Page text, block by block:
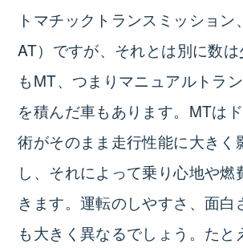
トマチックトランスミッション
AT）ですが、それとは別に数
もMT、つまりマニュアルトラ
を積んだ車もあります。MTは
術がそのまま走行性能に大きく
し、それによって乗り心地や燃
きます。運転のしやすさ、面白
も大きく異なるでしょう。たと